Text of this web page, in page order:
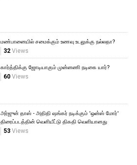
மண்பானையில் சமைக்கும் உணவு உடலுக்கு நல்லதா?
32Views
கார்த்திக்கு ஜோடியாகும் முன்னணி நடிகை யார்?
60Views
அர்ஜுன் தாஸ் - அதிதி ஷங்கர் நடிக்கும் 'ஒன்ஸ் மோர்'
திரைப்படத்தின் வெளியீட்டு திகதி வெளியானது
53Views